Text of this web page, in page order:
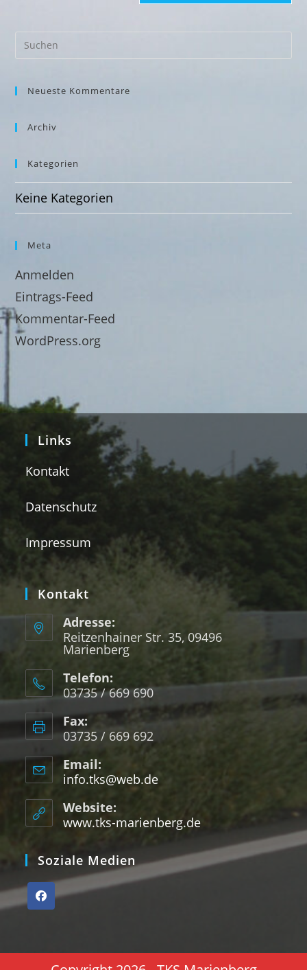
Neueste Kommentare
Archiv
Kategorien
Keine Kategorien
Meta
Anmelden
Eintrags-Feed
Kommentar-Feed
WordPress.org
Links
Kontakt
Datenschutz
Impressum
Kontakt
Adresse:
Reitzenhainer Str. 35, 09496
Marienberg
Telefon:
03735 / 669 690
Fax:
03735 / 669 692
Email:
info.tks@web.de
Website:
www.tks-marienberg.de
Soziale Medien